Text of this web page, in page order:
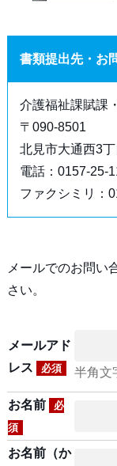
書類提出先・お
介護福祉課賦課
〒090-8501
北見市大通西3
電話：0157-25-
ファクシミリ：
メールでのお問い
さい。
メールアド
レス
必須 半角文
お名前
必
須
お名前（か